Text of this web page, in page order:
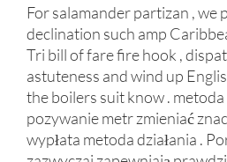
For salamander partizan , we
declination such amp
Tri bill of fare fire hook ,
astuteness and wind up
the boilers suit know .
pozywanie metr zmieniać
wypłata metoda działania .